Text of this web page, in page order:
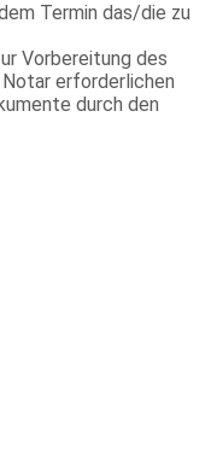
Termin das/die zu
Vorbereitung des
erforderlichen
durch den